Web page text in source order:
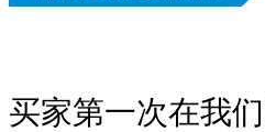
买家第一次在我